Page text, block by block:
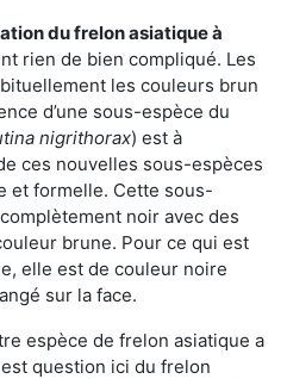
du frelon asiatiqueà
rien de bien compliqué. Les
les couleurs brun
d’une sous-espèce du
nigrithorax) est à
ces nouvelles sous-espèces
et formelle. Cette sous-
noir avec des
brune. Pour ce qui est
elle est de couleur noire
sur la face.
espèce de frelon asiatique a
question ici du frelon